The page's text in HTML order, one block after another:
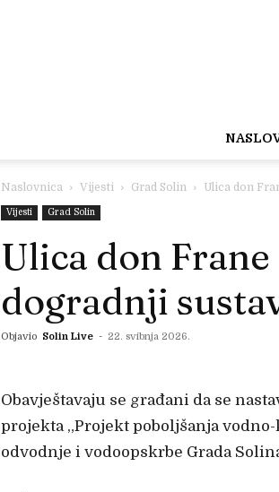
Naslovnica Vijesti Grad Solin Ulica don
Vijesti Grad Solin
Ulica don
dogradnji
Objavio Solin Live - 22. svibnja 2026.
Obavještavaju se građani da se
projekta „Projekt poboljšanja
odvodnje i vodoopskrbe Grada